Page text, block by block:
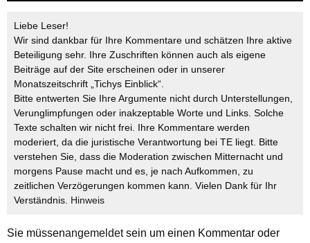
Liebe Leser!
Wir sind dankbar für Ihre Kommentare und schätzen Ihre aktive
Beteiligung sehr. Ihre Zuschriften können auch als eigene
Beiträge auf der Site erscheinen oder in unserer
Monatszeitschrift „Tichys Einblick“.
Bitte entwerten Sie Ihre Argumente nicht durch Unterstellungen,
Verunglimpfungen oder inakzeptable Worte und Links. Solche
Texte schalten wir nicht frei. Ihre Kommentare werden
moderiert, da die juristische Verantwortung bei TE liegt. Bitte
verstehen Sie, dass die Moderation zwischen Mitternacht und
morgens Pause macht und es, je nach Aufkommen, zu
zeitlichen Verzögerungen kommen kann. Vielen Dank für Ihr
Verständnis. Hinweis
Sie müssenangemeldetsein um einen Kommentar oder